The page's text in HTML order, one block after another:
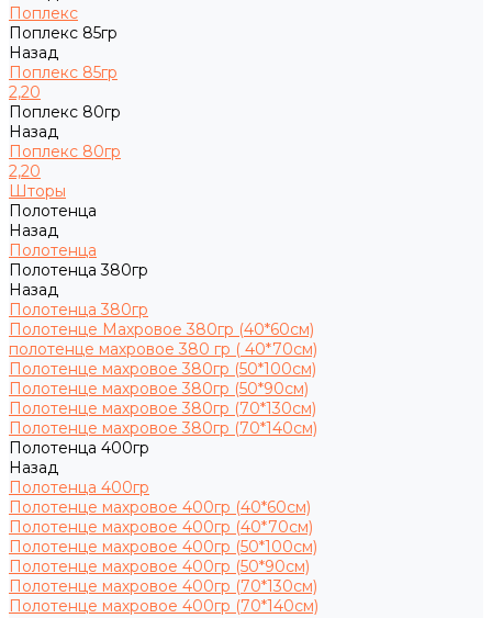
Поплекс
Поплекс 85гр
Назад
Поплекс 85гр
2,20
Поплекс 80гр
Назад
Поплекс 80гр
2,20
Шторы
Полотенца
Назад
Полотенца
Полотенца 380гр
Назад
Полотенца 380гр
Полотенце Махровое 380гр (40*60см)
полотенце махровое 380 гр ( 40*70см)
Полотенце махровое 380гр (50*100см)
Полотенце махровое 380гр (50*90см)
Полотенце махровое 380гр (70*130см)
Полотенце махровое 380гр (70*140см)
Полотенца 400гр
Назад
Полотенца 400гр
Полотенце махровое 400гр (40*60см)
Полотенце махровое 400гр (40*70см)
Полотенце махровое 400гр (50*100см)
Полотенце махровое 400гр (50*90см)
Полотенце махровое 400гр (70*130см)
Полотенце махровое 400гр (70*140см)